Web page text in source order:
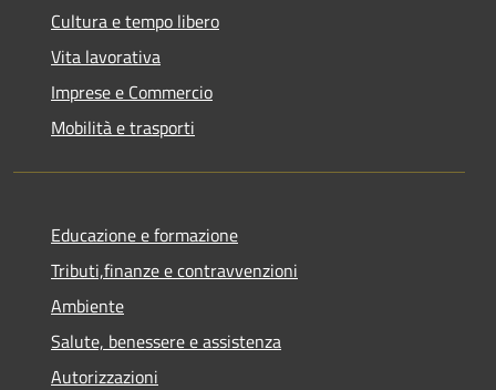
Cultura e tempo libero
Vita lavorativa
Imprese e Commercio
Mobilità e trasporti
Educazione e formazione
Tributi,finanze e contravvenzioni
Ambiente
Salute, benessere e assistenza
Autorizzazioni